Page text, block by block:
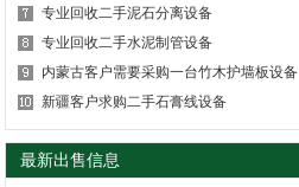
专业回收二手泥石分离设备
专业回收二手水泥制管设备
内蒙古客户需要采购一台竹木护墙板设备
新疆客户求购二手石膏线设备
最新出售信息